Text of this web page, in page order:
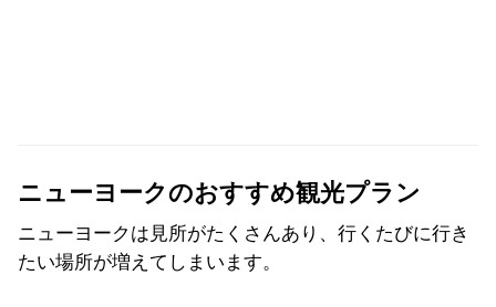
ニューヨークのおすすめ観光プラン
ニューヨークは見所がたくさんあり、行くたびに行き
たい場所が増えてしまいます。